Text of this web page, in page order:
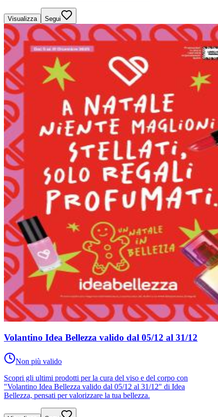
Visualizza Segui
Volantino Idea Bellezza valido dal 05/12 al 31/12
Non più valido
Scopri gli ultimi prodotti per la cura del viso e del corpo con
"Volantino Idea Bellezza valido dal 05/12 al 31/12" di Idea
Bellezza, pensati per valorizzare la tua bellezza.